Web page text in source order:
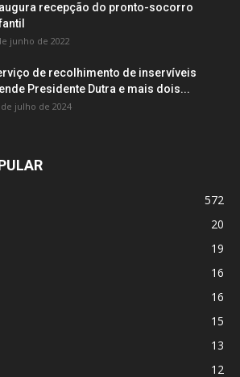
recepção do pronto-socorro
junho de 2022
de recolhimento de inservíveis
Presidente Dutra e mais dois...
de julho de 2024
572
20
19
16
16
15
13
12